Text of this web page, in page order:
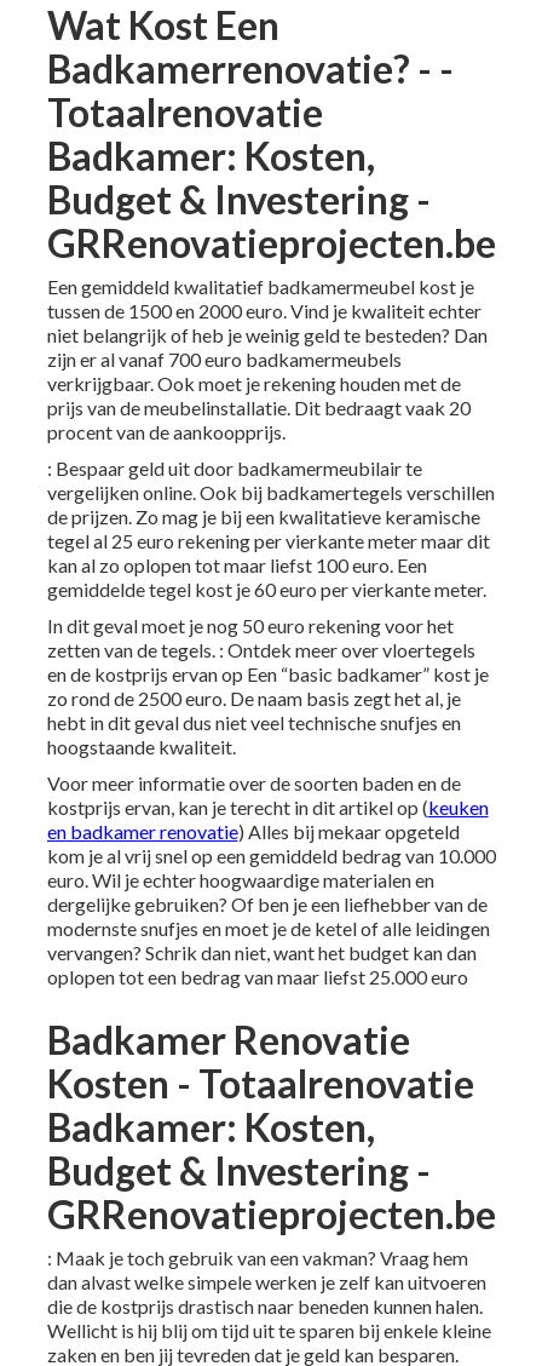
Wat Kost Een
Badkamerrenovatie? - -
Totaalrenovatie
Badkamer: Kosten,
Budget & Investering -
GRRenovatieprojecten.be
Een gemiddeld kwalitatief badkamermeubel kost je
tussen de 1500 en 2000 euro. Vind je kwaliteit echter
niet belangrijk of heb je weinig geld te besteden? Dan
zijn er al vanaf 700 euro badkamermeubels
verkrijgbaar. Ook moet je rekening houden met de
prijs van de meubelinstallatie. Dit bedraagt vaak 20
procent van de aankoopprijs.
: Bespaar geld uit door badkamermeubilair te
vergelijken online. Ook bij badkamertegels verschillen
de prijzen. Zo mag je bij een kwalitatieve keramische
tegel al 25 euro rekening per vierkante meter maar dit
kan al zo oplopen tot maar liefst 100 euro. Een
gemiddelde tegel kost je 60 euro per vierkante meter.
In dit geval moet je nog 50 euro rekening voor het
zetten van de tegels. : Ontdek meer over vloertegels
en de kostprijs ervan op Een “basic badkamer” kost je
zo rond de 2500 euro. De naam basis zegt het al, je
hebt in dit geval dus niet veel technische snufjes en
hoogstaande kwaliteit.
Voor meer informatie over de soorten baden en de
kostprijs ervan, kan je terecht in dit artikel op (keuken
en badkamer renovatie) Alles bij mekaar opgeteld
kom je al vrij snel op een gemiddeld bedrag van 10.000
euro. Wil je echter hoogwaardige materialen en
dergelijke gebruiken? Of ben je een liefhebber van de
modernste snufjes en moet je de ketel of alle leidingen
vervangen? Schrik dan niet, want het budget kan dan
oplopen tot een bedrag van maar liefst 25.000 euro
Badkamer Renovatie
Kosten - Totaalrenovatie
Badkamer: Kosten,
Budget & Investering -
GRRenovatieprojecten.be
: Maak je toch gebruik van een vakman? Vraag hem
dan alvast welke simpele werken je zelf kan uitvoeren
die de kostprijs drastisch naar beneden kunnen halen.
Wellicht is hij blij om tijd uit te sparen bij enkele kleine
zaken en ben jij tevreden dat je geld kan besparen.